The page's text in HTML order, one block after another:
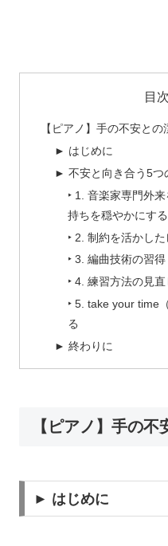
目次
【ピアノ】手の不安と
► はじめに
► 不安と向き合う5つ
‣ 1. 音楽家専門外
持ちを穏やかにする
‣ 2. 制約を活かし
‣ 3. 編曲技術の習
‣ 4. 練習方法の見
‣ 5. take your time
る
► 終わりに
【ピアノ】手の
► はじめに